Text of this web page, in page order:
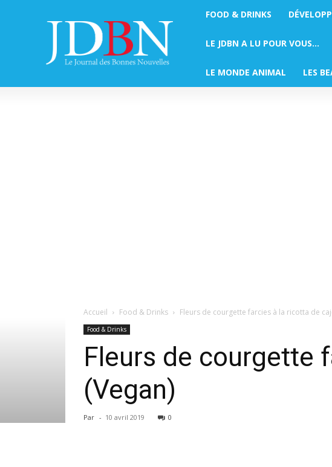
FOOD & DRINKS
LE JDBN A LU POUR VOUS…
LE MONDE ANIMAL LES
Accueil Food & Drinks Fleurs de courgette farcies à la ricotta de
Food & Drinks
Fleurs de courgette
(Vegan)
Par - 10 avril 2019 0